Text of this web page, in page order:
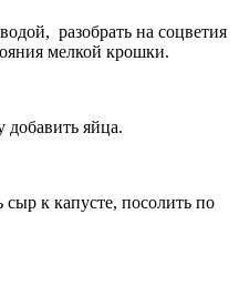
разобрать на соцветия
мелкой крошки.
яйца.
к капусте, посолить по